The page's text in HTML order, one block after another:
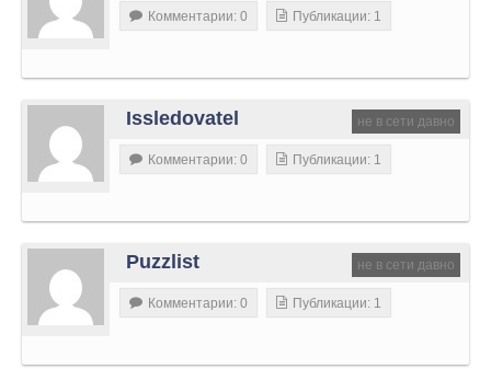
Комментарии: 0 Публикации: 1
не в сети давно
Issledovatel
Комментарии: 0 Публикации: 1
не в сети давно
Puzzlist
Комментарии: 0 Публикации: 1